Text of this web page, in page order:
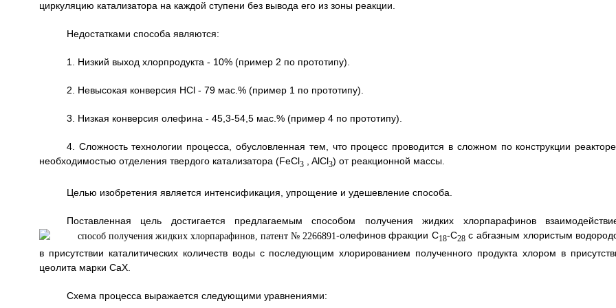
циркуляцию катализатора на каждой ступени без вывода его из зоны реакции.
Недостатками способа являются:
1. Низкий выход хлорпродукта - 10% (пример 2 по прототипу).
2. Невысокая конверсия HCl - 79 мас.% (пример 1 по прототипу).
3. Низкая конверсия олефина - 45,3-54,5 мас.% (пример 4 по прототипу).
4. Сложность технологии процесса, обусловленная тем, что процесс проводится в сложном по конструкции
необходимостью отделения твердого катализатора (FeCl3, AlCl3) от реакционной массы.
Целью изобретения является интенсификация, упрощение и удешевление способа.
Поставленная цель достигается предлагаемым способом получения жидких хлорпарафинов
-олефинов фракции C18-С28с абгазным хлористым
в присутствии каталитических количеств воды с последующим хлорированием полученного продукта хлором в
цеолита марки СаХ.
Схема процесса выражается следующими уравнениями: